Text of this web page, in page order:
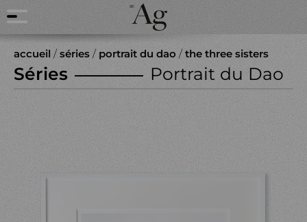
accueil / séries / portrait du dao / the three sisters
Séries Portrait du Dao